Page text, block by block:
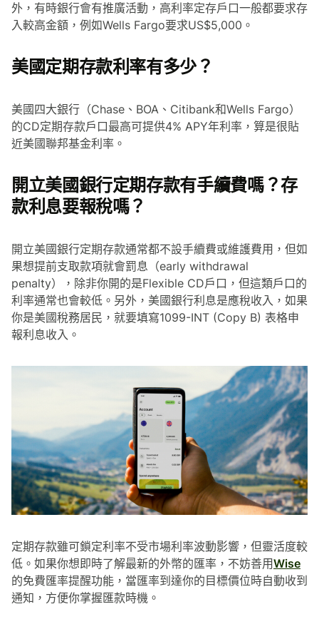
外，有時銀行會有推廣活動，高利率定存戶口一般都要求存
入較高金額，例如Wells Fargo要求US$5,000。
美國定期存款利率有多少？
美國四大銀行（Chase、BOA、Citibank和Wells Fargo）
的CD定期存款戶口最高可提供4% APY年利率，算是很貼
近美國聯邦基金利率。
開立美國銀行定期存款有手續費嗎？存
款利息要報稅嗎？
開立美國銀行定期存款通常都不設手續費或維護費用，但如
果想提前支取款項就會罰息（early withdrawal
penalty），除非你開的是Flexible CD戶口，但這類戶口的
利率通常也會較低。另外，美國銀行利息是應稅收入，如果
你是美國稅務居民，就要填寫1099-INT (Copy B) 表格申
報利息收入。
定期存款雖可鎖定利率不受市場利率波動影響，但靈活度較
低。如果你想即時了解最新的外幣的匯率，不妨善用Wise
的免費匯率提醒功能，當匯率到達你的目標價位時自動收到
通知，方便你掌握匯款時機。